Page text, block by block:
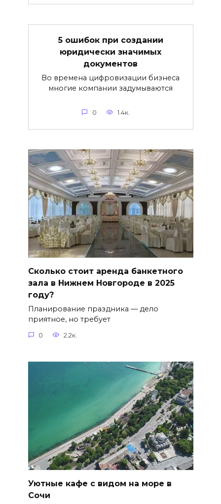
5 ошибок при создании
юридически значимых
документов
Во времена цифровизации бизнеса
многие компании задумываются
0 1.4к.
Сколько стоит аренда банкетного
зала в Нижнем Новгороде в 2025
году?
Планирование праздника — дело
приятное, но требует
0 2.2к.
Уютные кафе с видом на море в
Сочи